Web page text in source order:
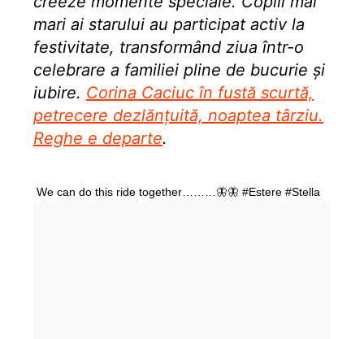
mari ai starului au participat activ la
festivitate, transformând ziua într-o
celebrare a familiei pline de bucurie și
iubire. Corina Caciuc în fustă scurtă,
petrecere dezlănțuită, noaptea târziu.
Reghe e departe.
We can do this ride together………🦋🦋 #Estere #Stella